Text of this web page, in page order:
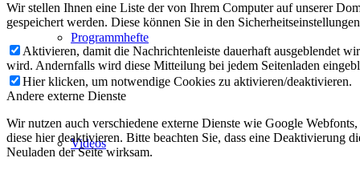
Programmhefte
Videos
Wir stellen Ihnen eine Liste der von Ihrem Computer auf unserer
gespeichert werden. Diese können Sie in den
Aktivieren, damit die Nachrichtenleiste dauerhaft ausgeblendet
wird. Andernfalls wird diese Mitteilung bei jedem Seitenladen
Hier klicken, um notwendige Cookies zu aktivieren/deaktivieren.
Andere externe Dienste
Wir nutzen auch verschiedene externe Dienste wie Google
diese hier deaktivieren. Bitte beachten Sie, dass eine Deaktivierung
Neuladen der Seite wirksam.